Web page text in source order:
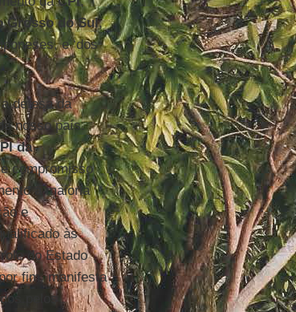
Grosso do Sul,
e ‘dos
defesa da
nosso país.
da
compromisso
à maioria
e
às
do Estado
fim, manifesta
pelos